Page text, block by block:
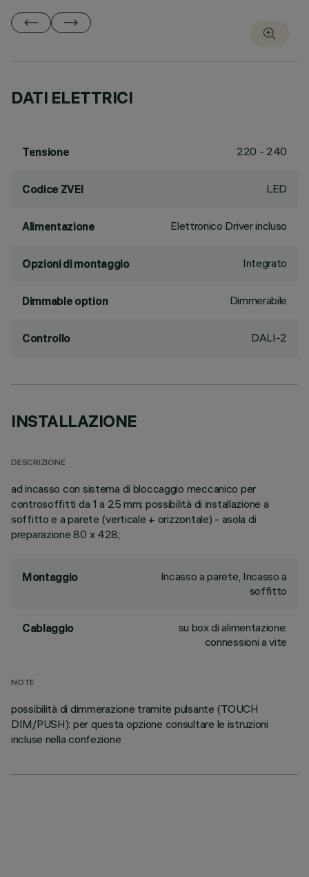
DATI ELETTRICI
Tensione 220 - 240
Codice ZVEI LED
Alimentazione Elettronico Driver incluso
Opzioni di montaggio Integrato
Dimmable option Dimmerabile
Controllo DALI-2
INSTALLAZIONE
DESCRIZIONE
ad incasso con sistema di bloccaggio meccanico per
controsoffitti da 1 a 25 mm; possibilità di installazione a
soffitto e a parete (verticale + orizzontale) - asola di
preparazione 80 x 428;
Montaggio
Incasso a parete, Incasso a
soffitto
Cablaggio
su box di alimentazione:
connessioni a vite
NOTE
possibilità di dimmerazione tramite pulsante (TOUCH
DIM/PUSH): per questa opzione consultare le istruzioni
incluse nella confezione